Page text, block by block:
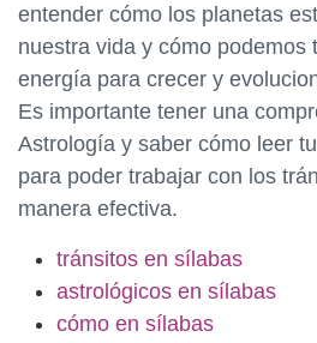
entender cómo los planetas
nuestra vida y cómo podemos
energía para crecer y
Es importante tener una
Astrología y saber cómo leer
para poder trabajar con los
manera efectiva.
tránsitos en sílabas
astrológicos en sílabas
cómo en sílabas